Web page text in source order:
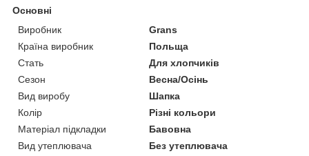
Основні
Виробник
Grans
Країна виробник
Польща
Стать
Для хлопчиків
Сезон
Весна/Осінь
Вид виробу
Шапка
Колір
Різні кольори
Матеріал підкладки
Бавовна
Вид утеплювача
Без утеплювача